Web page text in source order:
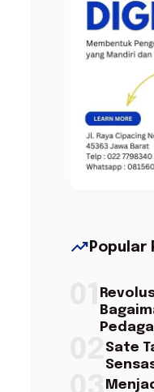
trending_up Popular
Sate